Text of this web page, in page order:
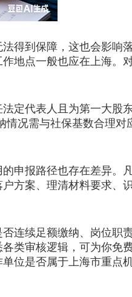
到保障，这也会影响落
地点一般也应在上海。
定代表人且为第一大股
况需与社保基数合理对
申报路径也存在差异。
方案、理清材料要求、
连续足额缴纳、岗位职
类审核逻辑，可为你免
位是否属于上海市重点